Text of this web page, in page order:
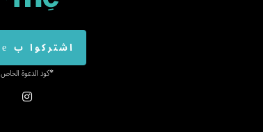
اشتركوا ب eeMe
*كود الدعوة الخاص